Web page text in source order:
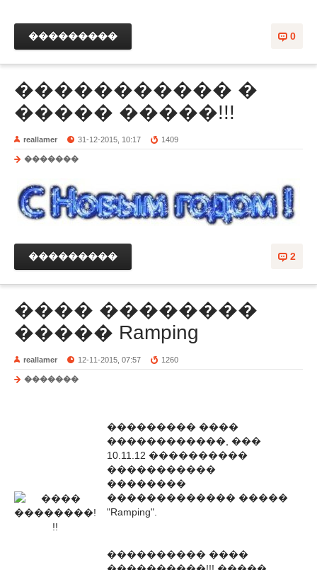
0
���������
����������� �
����� �����!!!
reallamer 31-12-2015, 10:17 1409
�������
2
���������
���� ��������
����� Ramping
reallamer 12-11-2015, 07:57 1260
�������
��������� ����
������������, ���
10.11.12 ����������
�����������
��������
������������� �����
"Ramping".
���������� ����